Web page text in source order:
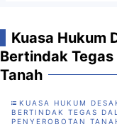
Kuasa Hukum
Bertindak
Tanah
KUASA HUKUM
BERTINDAK TEGAS
PENYEROBOTAN